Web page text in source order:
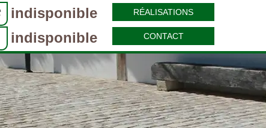
indisponible
indisponible
RÉALISATIONS
CONTACT